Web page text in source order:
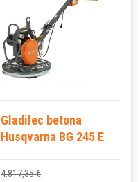
Gladilec betona
Husqvarna BG 245 E
4.817,35 €